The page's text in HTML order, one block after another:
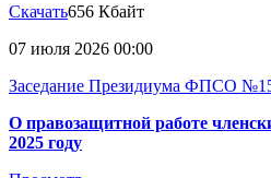
Скачать656 Кбайт
07 июля 2026 00:00
Заседание Президиума ФПСО №15
О правозащитной работе
2025 году